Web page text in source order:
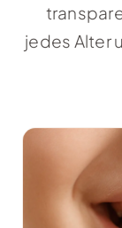
jedes Alter